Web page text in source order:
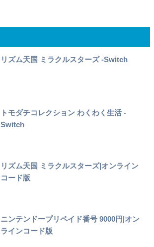
リズム天国 ミラクルスターズ -Switch
トモダチコレクション わくわく生活 -
Switch
リズム天国 ミラクルスターズ|オンライン
コード版
ニンテンドープリペイド番号 9000円|オン
ラインコード版